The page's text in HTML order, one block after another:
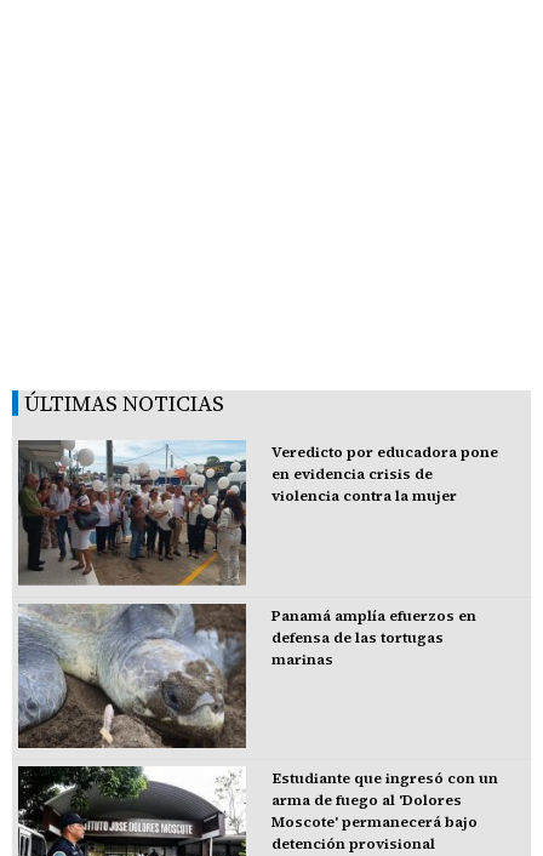
ÚLTIMAS NOTICIAS
Veredicto por educadora pone
en evidencia crisis de
violencia contra la mujer
Panamá amplía efuerzos en
defensa de las tortugas
marinas
Estudiante que ingresó con un
arma de fuego al 'Dolores
Moscote' permanecerá bajo
detención provisional